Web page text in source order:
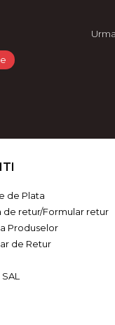
de Plata
de retur/Formular retur
Produselor
de Retur